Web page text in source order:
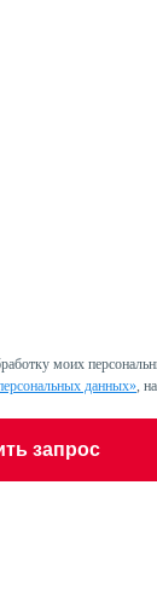
моих
данных»,
запрос